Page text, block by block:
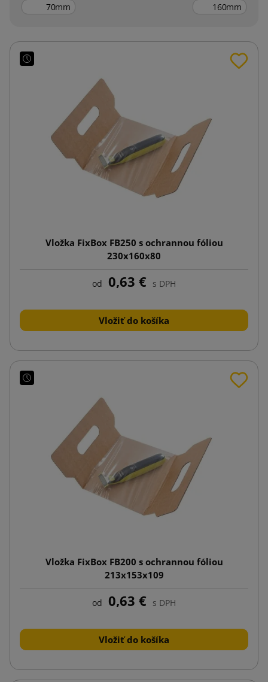
mm mm
Vložka FixBox FB250 s ochrannou fóliou
230x160x80
od 0,63 € s DPH
Vložiť do košíka
Vložka FixBox FB200 s ochrannou fóliou
213x153x109
od 0,63 € s DPH
Vložiť do košíka